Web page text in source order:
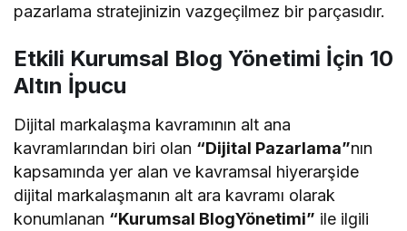
pazarlama stratejinizin vazgeçilmez bir parçasıdır.
Etkili Kurumsal Blog Yönetimi İçin 10
Altın İpucu
Dijital markalaşma kavramının alt ana
kavramlarından biri olan “Dijital Pazarlama”nın
kapsamında yer alan ve kavramsal hiyerarşide
dijital markalaşmanın alt ara kavramı olarak
konumlanan “Kurumsal BlogYönetimi” ile ilgili